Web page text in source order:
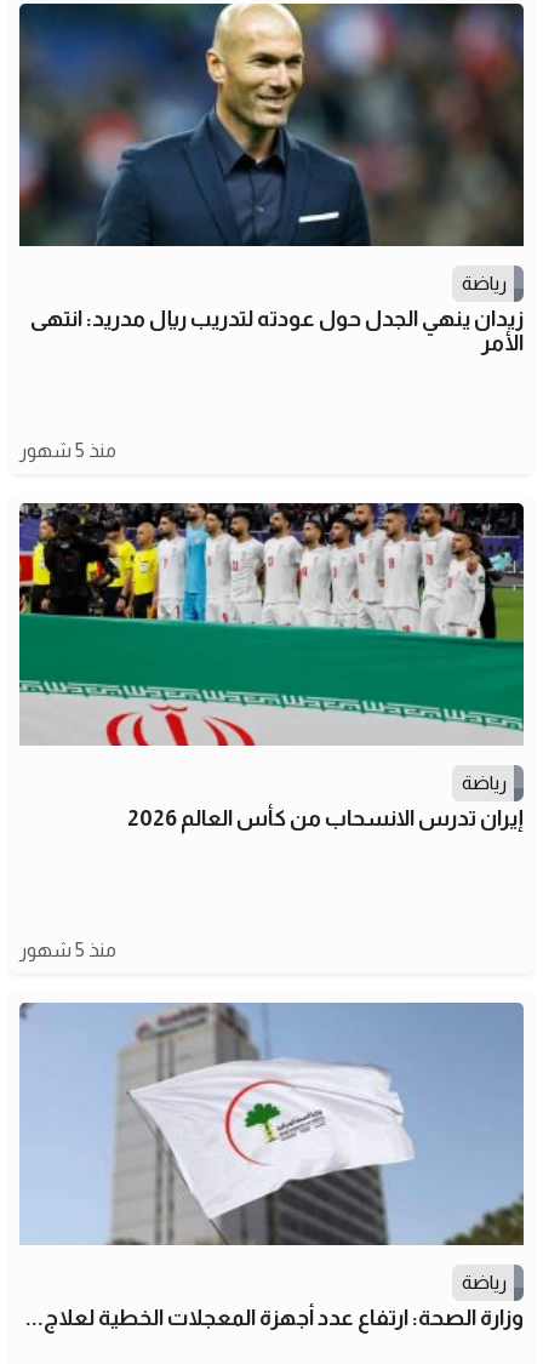
رياضة
زيدان ينهي الجدل حول عودته لتدريب ريال مدريد: انتهى
الأمر
منذ 5 شهور
رياضة
إيران تدرس الانسحاب من كأس العالم 2026
منذ 5 شهور
رياضة
وزارة الصحة: ارتفاع عدد أجهزة المعجلات الخطية لعلاج...